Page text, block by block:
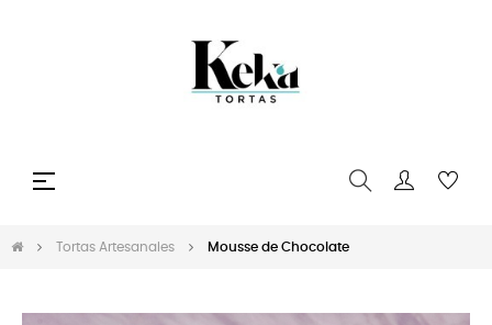
Navegación
☰
Tortas Artesanales Mousse de Chocolate